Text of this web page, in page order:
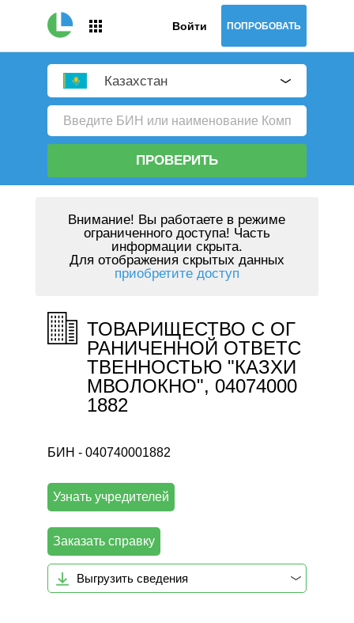
Войти ПОПРОБОВАТЬ
Казахстан
ПРОВЕРИТЬ
Внимание! Вы работаете в режиме
ограниченного доступа! Часть
информации скрыта.
Для отображения скрытых данных
приобретите доступ
ТОВАРИЩЕСТВО С ОГ
РАНИЧЕННОЙ ОТВЕТС
ТВЕННОСТЬЮ "КАЗХИ
МВОЛОКНО", 04074000
1882
БИН - 040740001882
Узнать учредителей
Заказать справку
Выгрузить сведения